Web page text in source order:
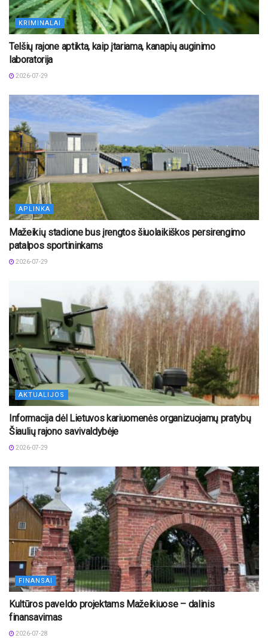
KRIMINALAI
Telšių rajone aptikta, kaip įtariama, kanapių auginimo
laboratorija
2026-07-29
APLINKA
Mažeikių stadione bus įrengtos šiuolaikiškos persirengimo
patalpos sportininkams
2026-07-29
AKTUALIJOS
Informacija dėl Lietuvos kariuomenės organizuojamų pratybų
Šiaulių rajono savivaldybėje
2026-07-29
FINANSAI
Kultūros paveldo projektams Mažeikiuose – dalinis
finansavimas
2026-07-28